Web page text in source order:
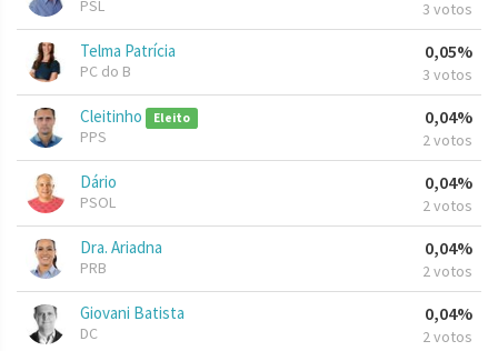
PSL 3 votos
Telma Patrícia
PC do B
0,05%
3 votos
Cleitinho Eleito
PPS
0,04%
2 votos
Dário
PSOL
0,04%
2 votos
Dra. Ariadna
PRB
0,04%
2 votos
Giovani Batista
DC
0,04%
2 votos